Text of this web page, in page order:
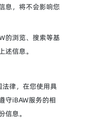
息，将不会影响您
的浏览、搜索等基
信息。
法律，在您使用具
守iBAW服务的相
息。